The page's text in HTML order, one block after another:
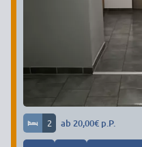
2 ab 20,00€ p.P.